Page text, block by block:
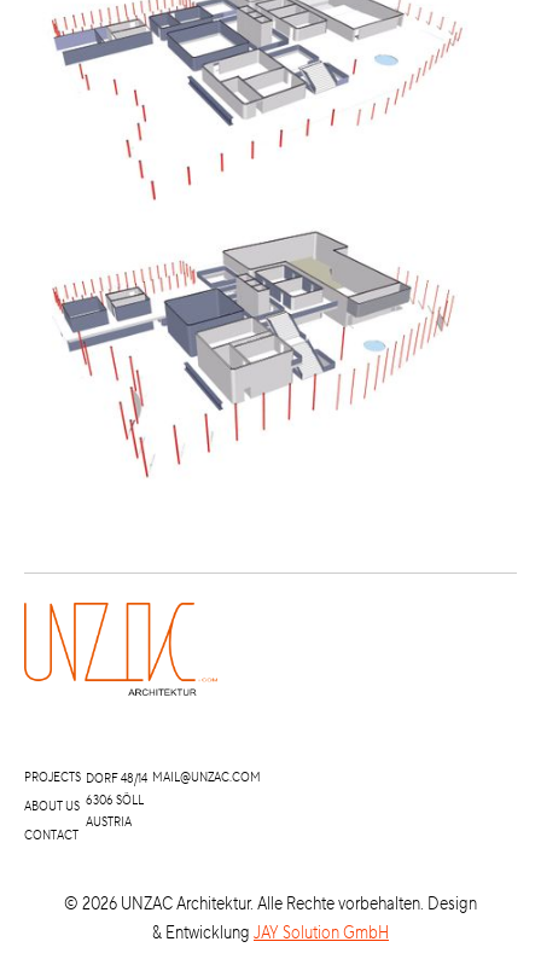
PROJECTS
ABOUT US
CONTACT
DORF 48/14
6306 SÖLL
AUSTRIA
MAIL@UNZAC.COM
© 2026 UNZAC Architektur. Alle Rechte vorbehalten. Design
& Entwicklung JAY Solution GmbH